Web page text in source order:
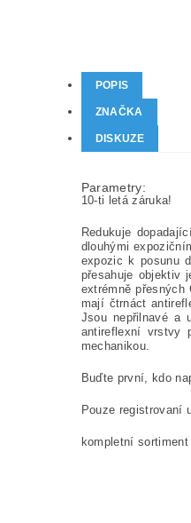
POPIS
ZNAČKA
DISKUZE
Parametry:
10-ti letá záruka!
Redukuje
dlouhými
expozic k posunu
přesahuje objektiv
extrémně
mají čtrnáct
Jsou nepřilnavé a
antireflexní vrstvy
mechanikou.
Buďte první, kdo
Pouze registrovaní
kompletní